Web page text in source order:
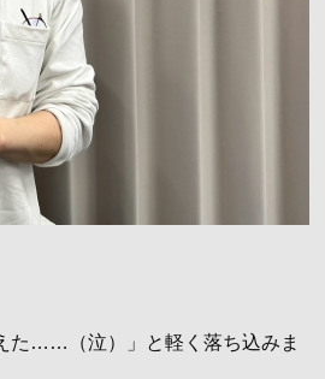
た……（泣）」と軽く落ち込みま